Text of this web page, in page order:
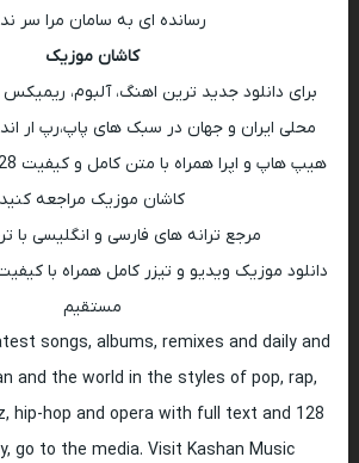
رسانده ای به سامان مرا سر
کاشان موزیک
برای دانلود جدید ترین اهنگ، آلبوم،
محلی ایران و جهان در سبک های پاپ،رپ ار اند
کاشان موزیک مراجعه کنید
مرجع ترانه های فارسی و انگلیسی با
دانلود موزیک ویدیو و تیزر کامل همراه با
مستقیم
songs, albums, remixes and daily and
and the world in the styles of pop, rap,
hip-hop and opera with full text and 128
go to the media. Visit Kashan Music